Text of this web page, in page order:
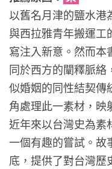
以舊名月津的鹽水港
與西拉雅青年搬運工
寫注入新意。然而本
同於西方的闡釋脈絡
似婚姻的同性結契傳
角處理此一素材，映
近年來以台灣史為素
一個有趣的嘗試。故
底，提供了對台灣歷